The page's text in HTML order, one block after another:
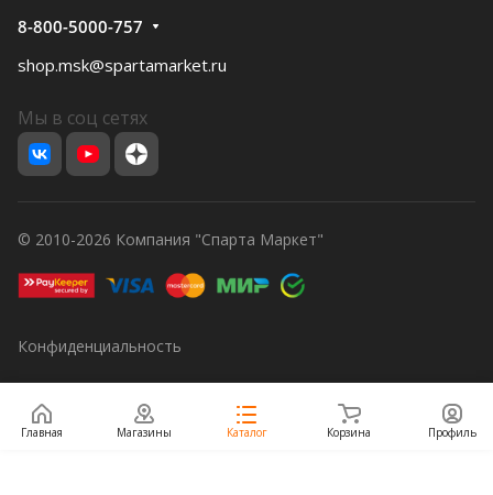
8-800-5000-757
shop.msk@spartamarket.ru
Мы в соц сетях
© 2010-2026 Компания "Спарта Маркет"
Конфиденциальность
Главная Магазины Каталог Корзина Профиль